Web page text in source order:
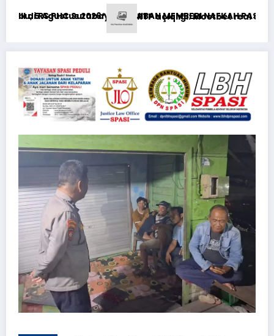
PASCA-PERCERAIAN KEPADA MANTAN ISTRI DAN
Mostbet real oyun statistikası ilə oyun anlayışıRisiken